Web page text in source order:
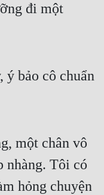
đi một
bảo cô chuẩn
một chân vô
nhàng. Tôi có
hỏng chuyện